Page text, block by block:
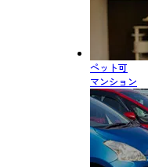
ペット可
マンション